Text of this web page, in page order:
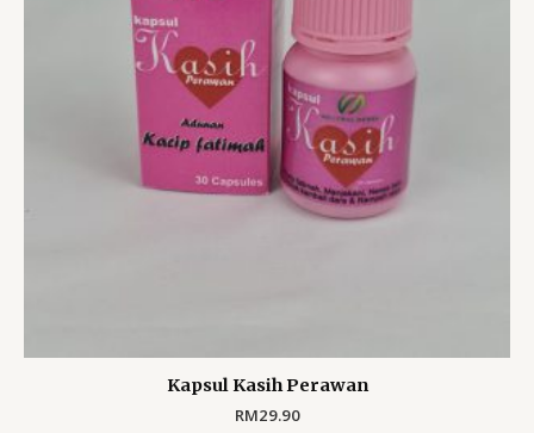
Kapsul Kasih Perawan
RM29.90